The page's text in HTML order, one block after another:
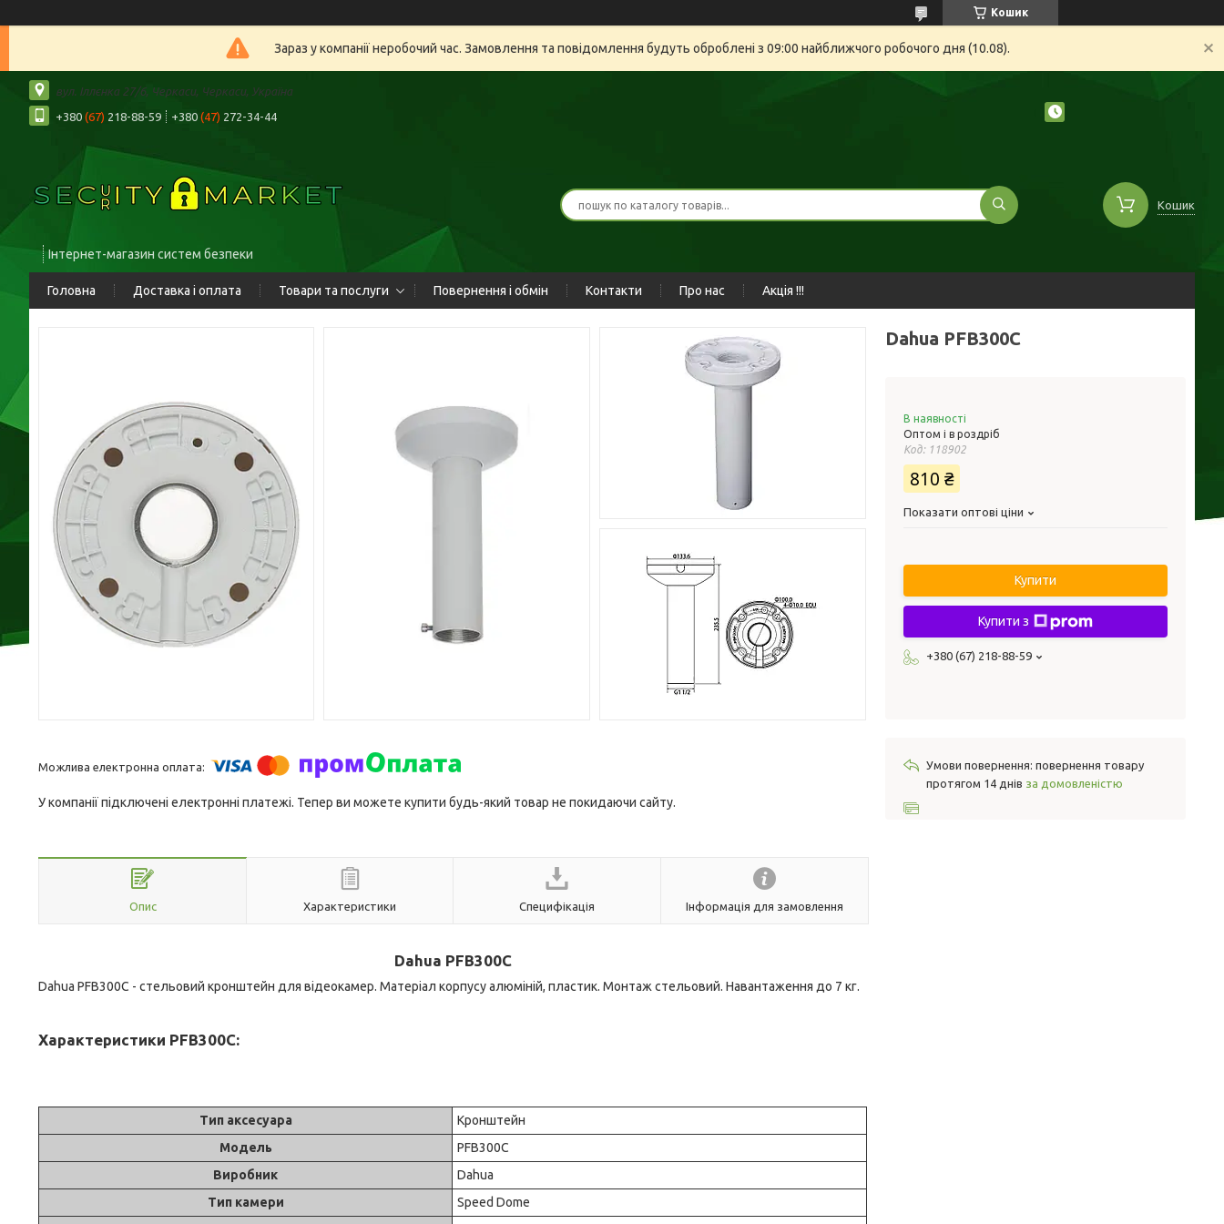
Кошик
Зараз у компанії неробочий час. Замовлення та повідомлення будуть оброблені з 09:00 найближчого робочого дня (10.08).
вул. Іллєнка 27/6, Черкаси, Черкаси, Україна
+380 (67) 218-88-59 +380 (47) 272-34-44
Інтернет-магазин систем безпеки
Кошик
Головна Доставка і оплата Товари та послуги Повернення і обмін Контакти Про нас Акція !!!
У компанії підключені електронні платежі. Тепер ви можете купити будь-який товар не покидаючи сайту.
Опис Характеристики Специфікація Інформація для замовлення
Dahua PFB300C
Dahua PFB300C - стельовий кронштейн для відеокамер. Матеріал корпусу алюміній, пластик. Монтаж стельовий. Навантаження до 7 кг.
Характеристики PFB300C:
Тип аксесуара
Кронштейн
Модель
PFB300C
Виробник
Dahua
Тип камери
Speed Dome
Dahua PFB300C
В наявності
Оптом і в роздріб
Код: 118902
810 ₴
Показати оптові ціни
Купити
Купити з
+380 (67) 218-88-59
повернення товару
протягом 14 днів за домовленістю